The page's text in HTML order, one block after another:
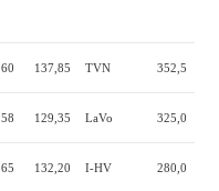
60 137,85 TVN 352,5
58 129,35 LaVo 325,0
65 132,20 I-HV 280,0